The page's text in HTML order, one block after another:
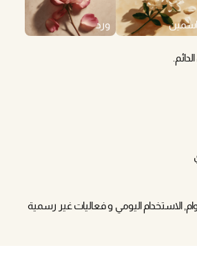
ورد
الاستخدام اليومي و فعاليات غير رسمية